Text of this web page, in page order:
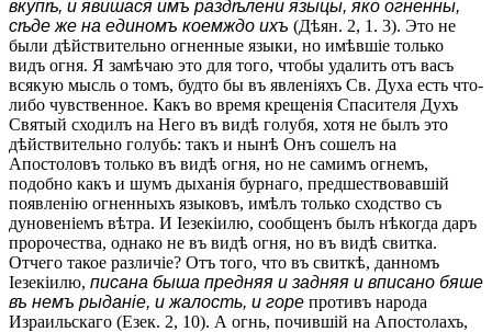
вкупѣ, и явишася имъ раздѣлени языцы, яко огненны,
сѣде же на единомъ коемждо ихъ (Дѣян. 2, 1. 3). Это не
были дѣйствительно огненные языки, но имѣвшіе только
видъ огня. Я замѣчаю это для того, чтобы удалить отъ васъ
всякую мысль о томъ, будто бы въ явленіяхъ Св. Духа есть что-
либо чувственное. Какъ во время крещенія Спасителя Духъ
Святый сходилъ на Него въ видѣ голубя, хотя не былъ это
дѣйствительно голубь: такъ и нынѣ Онъ сошелъ на
Апостоловъ только въ видѣ огня, но не самимъ огнемъ,
подобно какъ и шумъ дыханія бурнаго, предшествовавшій
появленію огненныхъ языковъ, имѣлъ только сходство съ
дуновеніемъ вѣтра. И Іезекіилю, сообщенъ былъ нѣкогда даръ
пророчества, однако не въ видѣ огня, но въ видѣ свитка.
Отчего такое различіе? Отъ того, что въ свиткѣ, данномъ
Іезекіилю, писана быша предняя и задняя и вписано бяше
въ немъ рыданіе, и жалость, и горе противъ народа
Израильскаго (Езек. 2, 10). А огнь, почившій на Апостолахъ,